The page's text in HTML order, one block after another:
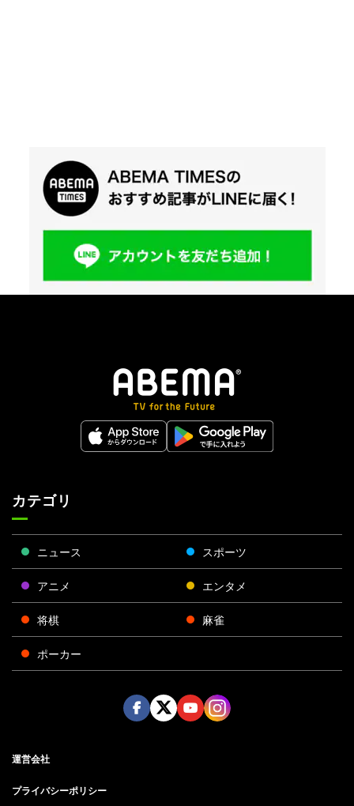
カテゴリ
ニュース スポーツ
アニメ エンタメ
将棋 麻雀
ポーカー
運営会社
プライバシーポリシー